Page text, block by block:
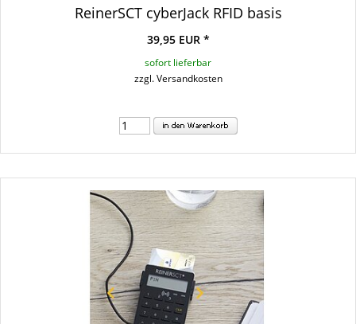
ReinerSCT cyberJack RFID basis
39,95 EUR *
sofort lieferbar
zzgl. Versandkosten